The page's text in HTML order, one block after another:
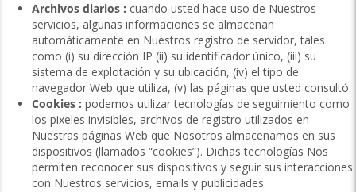
Archivos diarios : cuando usted hace uso de Nuestros
servicios, algunas informaciones se almacenan
automáticamente en Nuestros registro de servidor, tales
como (i) su dirección IP (ii) su identificador único, (iii) su
sistema de explotación y su ubicación, (iv) el tipo de
navegador Web que utiliza, (v) las páginas que usted consultó.
Cookies : podemos utilizar tecnologías de seguimiento como
los pixeles invisibles, archivos de registro utilizados en
Nuestras páginas Web que Nosotros almacenamos en sus
dispositivos (llamados “cookies”). Dichas tecnologías Nos
permiten reconocer sus dispositivos y seguir sus interacciones
con Nuestros servicios, emails y publicidades.